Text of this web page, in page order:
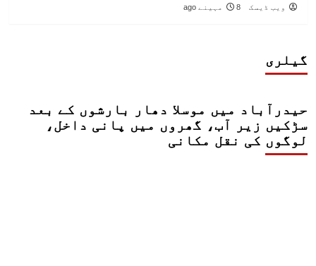
ویب ڈیسک 8 مہینے ago
گیلری
حیدرآباد میں موسلا دھار بارشوں کے بعد
سڑکیں زیر آب، گھروں میں پانی داخل،
لوگوں کی نقل مکانی